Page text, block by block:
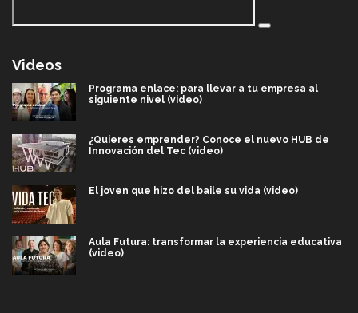
Videos
Programa enlace: para llevar a tu empresa al
siguiente nivel (video)
¿Quieres emprender? Conoce el nuevo HUB de
Innovación del Tec (video)
El joven que hizo del baile su vida (video)
Aula Futura: transformar la experiencia educativa
(video)